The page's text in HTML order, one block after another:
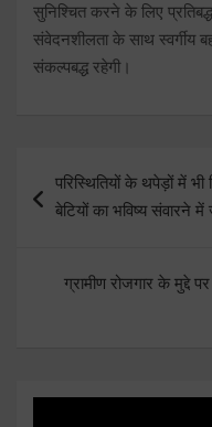
सुनिश्चित करने के लिए
संवेदनशीलता के साथ स्वर्गीय
संकल्पबद्ध रहेगी।
navigation
परिस्थितियों के थपेड़ों में भी
बेटियों का भविष्य संवारने
ग्रामीण रोजगार के मुद्दे